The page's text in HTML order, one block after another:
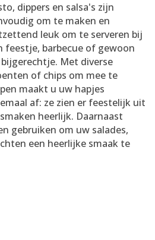
AANMELDEN
dippers en salsa's zijn
om te maken en
leuk om te serveren bij
feestje, barbecue of gewoon
bijgerechtje. Met diverse
of chips om mee te
maakt u uw hapjes
af: ze zien er feestelijk uit
heerlijk. Daarnaast
gebruiken om uw salades,
een heerlijke smaak te